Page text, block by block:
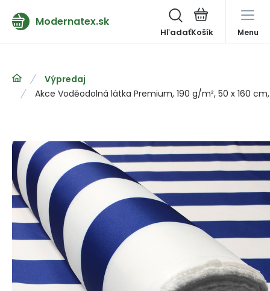
Modernatex.sk
Hľadať Menu
Výpredaj
Akce Voděodolná látka Premium, 190 g/m², 50 x 160